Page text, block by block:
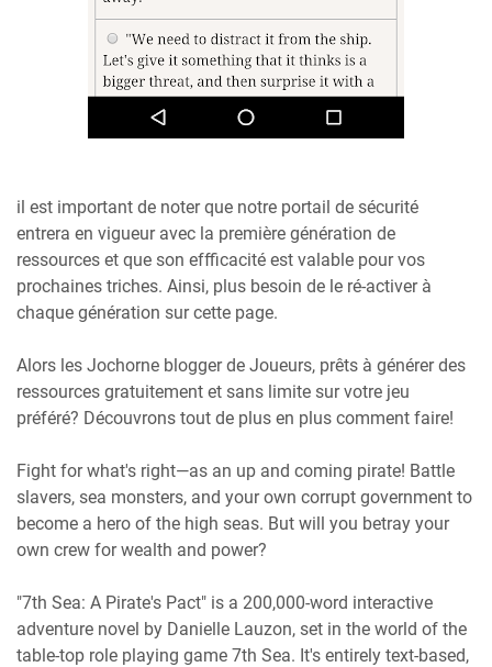
il est important de noter que notre portail de sécurité
entrera en vigueur avec la première génération de
ressources et que son effficacité est valable pour vos
prochaines triches. Ainsi, plus besoin de le ré-activer à
chaque génération sur cette page.
Alors les Jochorne blogger de Joueurs, prêts à générer des
ressources gratuitement et sans limite sur votre jeu
préféré? Découvrons tout de plus en plus comment faire!
Fight for what's right—as an up and coming pirate! Battle
slavers, sea monsters, and your own corrupt government to
become a hero of the high seas. But will you betray your
own crew for wealth and power?
"7th Sea: A Pirate's Pact" is a 200,000-word interactive
adventure novel by Danielle Lauzon, set in the world of the
table-top role playing game 7th Sea. It's entirely text-based,